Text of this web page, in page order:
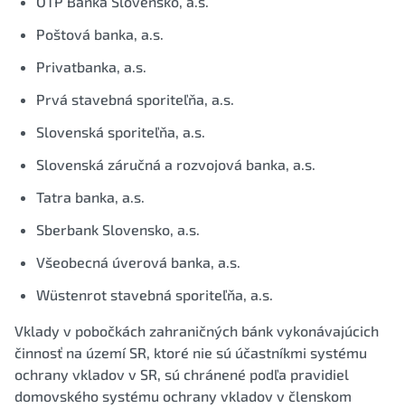
Poštová banka, a.s.
Privatbanka, a.s.
Prvá stavebná sporiteľňa, a.s.
Slovenská sporiteľňa, a.s.
Slovenská záručná a rozvojová banka, a.s.
Tatra banka, a.s.
Sberbank Slovensko, a.s.
Všeobecná úverová banka, a.s.
Wüstenrot stavebná sporiteľňa, a.s.
Vklady v pobočkách zahraničných bánk vykonávajúcich
činnosť na území SR, ktoré nie sú účastníkmi systému
ochrany vkladov v SR, sú chránené podľa pravidiel
domovského systému ochrany vkladov v členskom